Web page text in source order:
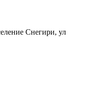
Снегири, ул